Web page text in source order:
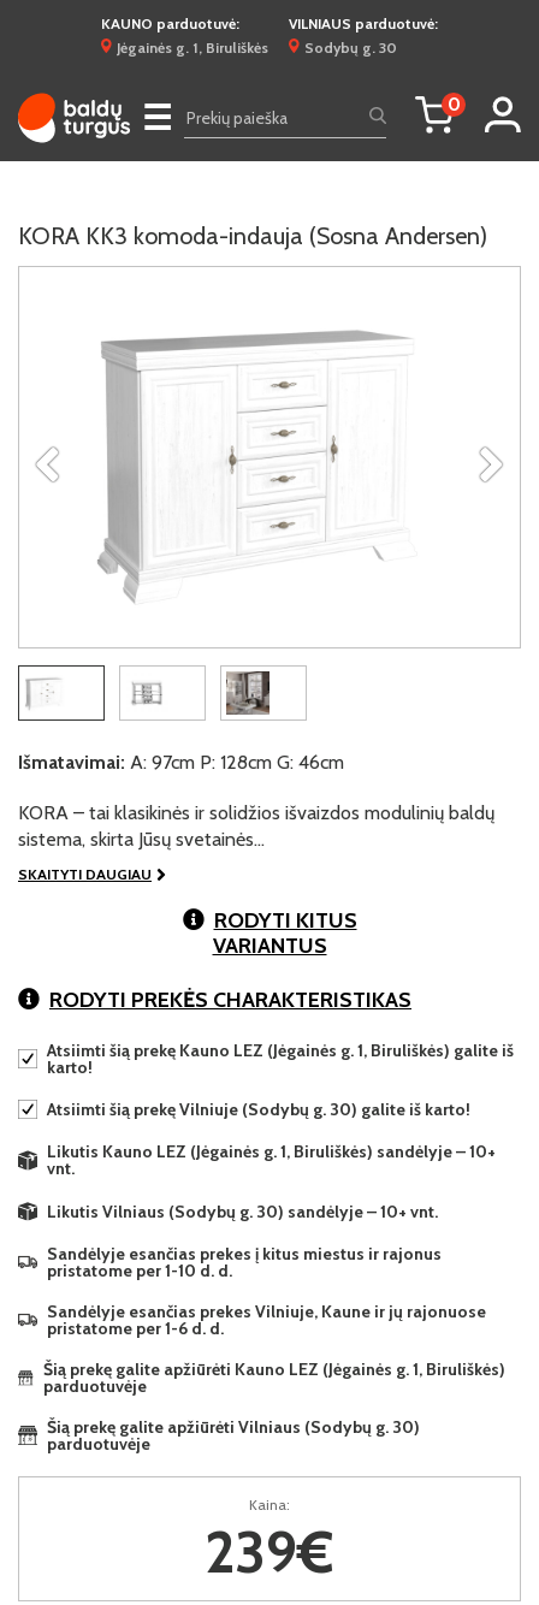
KAUNO parduotuvė:
Jėgainės g. 1, Biruliškės
VILNIAUS parduotuvė:
Sodybų g. 30
☰ 0
KORA KK3 komoda-indauja (Sosna Andersen)
Išmatavimai: A: 97cm P: 128cm G: 46cm
KORA – tai klasikinės ir solidžios išvaizdos modulinių baldų
sistema, skirta Jūsų svetainės…
SKAITYTI DAUGIAU
RODYTI KITUS
VARIANTUS
RODYTI PREKĖS CHARAKTERISTIKAS
Atsiimti šią prekę Kauno LEZ (Jėgainės g. 1, Biruliškės) galite iš
karto!
Atsiimti šią prekę Vilniuje (Sodybų g. 30) galite iš karto!
Likutis Kauno LEZ (Jėgainės g. 1, Biruliškės) sandėlyje – 10+
vnt.
Likutis Vilniaus (Sodybų g. 30) sandėlyje – 10+ vnt.
Sandėlyje esančias prekes į kitus miestus ir rajonus
pristatome per 1-10 d. d.
Sandėlyje esančias prekes Vilniuje, Kaune ir jų rajonuose
pristatome per 1-6 d. d.
Šią prekę galite apžiūrėti Kauno LEZ (Jėgainės g. 1, Biruliškės)
parduotuvėje
Šią prekę galite apžiūrėti Vilniaus (Sodybų g. 30)
parduotuvėje
Kaina:
239€